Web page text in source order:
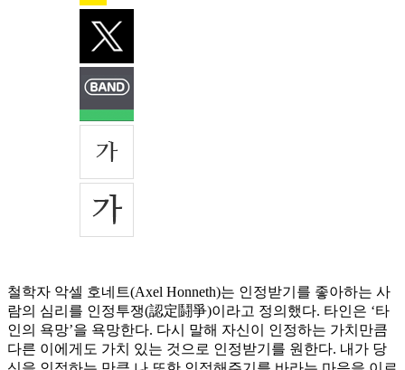
철학자 악셀 호네트(Axel Honneth)는 인정받기를 좋아하는 사
람의 심리를 인정투쟁(認定鬪爭)이라고 정의했다. 타인은 ‘타
인의 욕망’을 욕망한다. 다시 말해 자신이 인정하는 가치만큼
다른 이에게도 가치 있는 것으로 인정받기를 원한다. 내가 당